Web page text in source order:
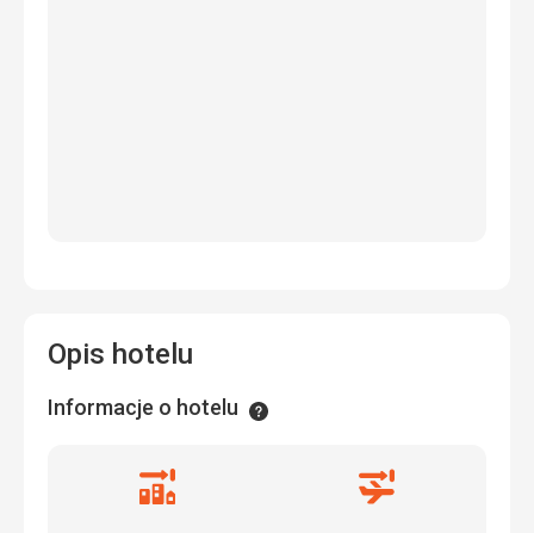
Opis hotelu
Informacje o hotelu Informacje
Odległość
Odległość